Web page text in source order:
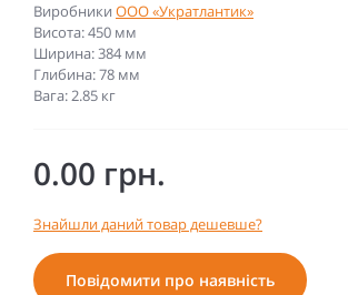
Виробники ООО «Укратлантик»
Висота: 450 мм
Ширина: 384 мм
Глибина: 78 мм
Вага: 2.85 кг
0.00 грн.
Знайшли даний товар дешевше?
Повідомити про наявність